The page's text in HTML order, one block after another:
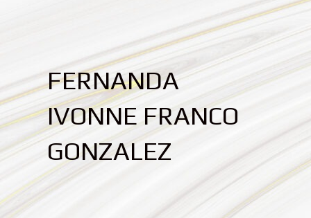
FERNANDA
IVONNE FRANCO
GONZALEZ